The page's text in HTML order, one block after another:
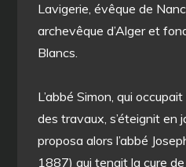
Lavigerie, évêque de
archevêque d’Alger et
Blancs.
L’abbé Simon, qui
des travaux, s’éteignit en
proposa alors l’abbé
1887) qui tenait la cure